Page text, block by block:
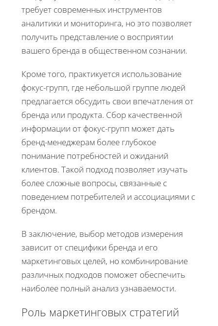
требует современных инструментов
аналитики и мониторинга, но это позволяет
получить представление о восприятии
вашего бренда в общественном сознании.
Кроме того, практикуется использование
фокус-групп, где небольшой группе людей
предлагается обсудить свои впечатления от
бренда или продукта. Сбор качественной
информации от фокус-групп может дать
бренд-менеджерам более глубокое
понимание потребностей и ожиданий
клиентов. Такой подход позволяет изучать
более сложные вопросы, связанные с
поведением потребителей и ассоциациями с
брендом.
В заключение, выбор методов измерения
зависит от специфики бренда и его
маркетинговых целей, но комбинирование
различных подходов поможет обеспечить
наиболее полный анализ узнаваемости.
Роль маркетинговых стратегий